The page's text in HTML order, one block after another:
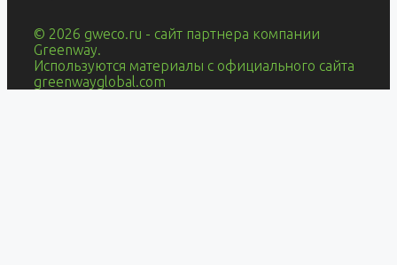
© 2026 gweco.ru - сайт партнера компании
Greenway.
Используются материалы с официального сайта
greenwayglobal.com